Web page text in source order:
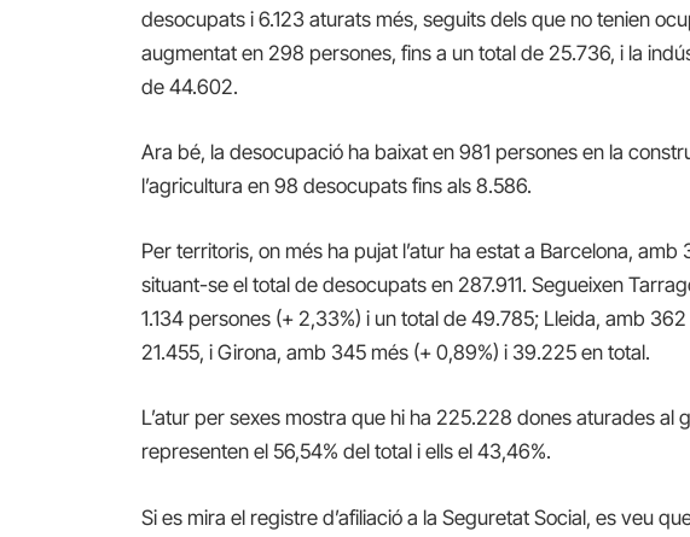
desocupats i 6.123 aturats més, seguits dels que no tenien
augmentat en 298 persones, fins a un total de 25.736, i la
de 44.602.
Ara bé, la desocupació ha baixat en 981 persones en la
l’agricultura en 98 desocupats fins als 8.586.
Per territoris,on més ha pujat l’atur ha estat a Barcelona, amb
situant-se el total de desocupats en 287.911. Segueixen
1.134 persones (+ 2,33%) i un total de 49.785; Lleida, amb
21.455, i Girona, amb 345 més (+ 0,89%)i 39.225 en total.
L’atur per sexes mostra que hi ha 225.228 dones aturades al
representen el 56,54% del total i ells el 43,46%.
Si es mira el registre d’afiliació a la Seguretat Social, es veu